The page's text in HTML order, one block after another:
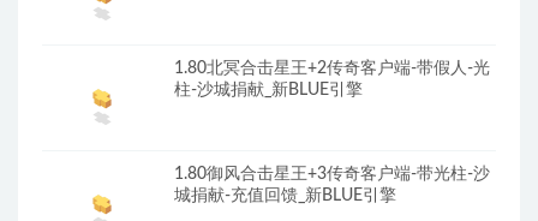
1.80北冥合击星王+2传奇客户端-带假人-光
柱-沙城捐献_新BLUE引擎
1.80御风合击星王+3传奇客户端-带光柱-沙
城捐献-充值回馈_新BLUE引擎